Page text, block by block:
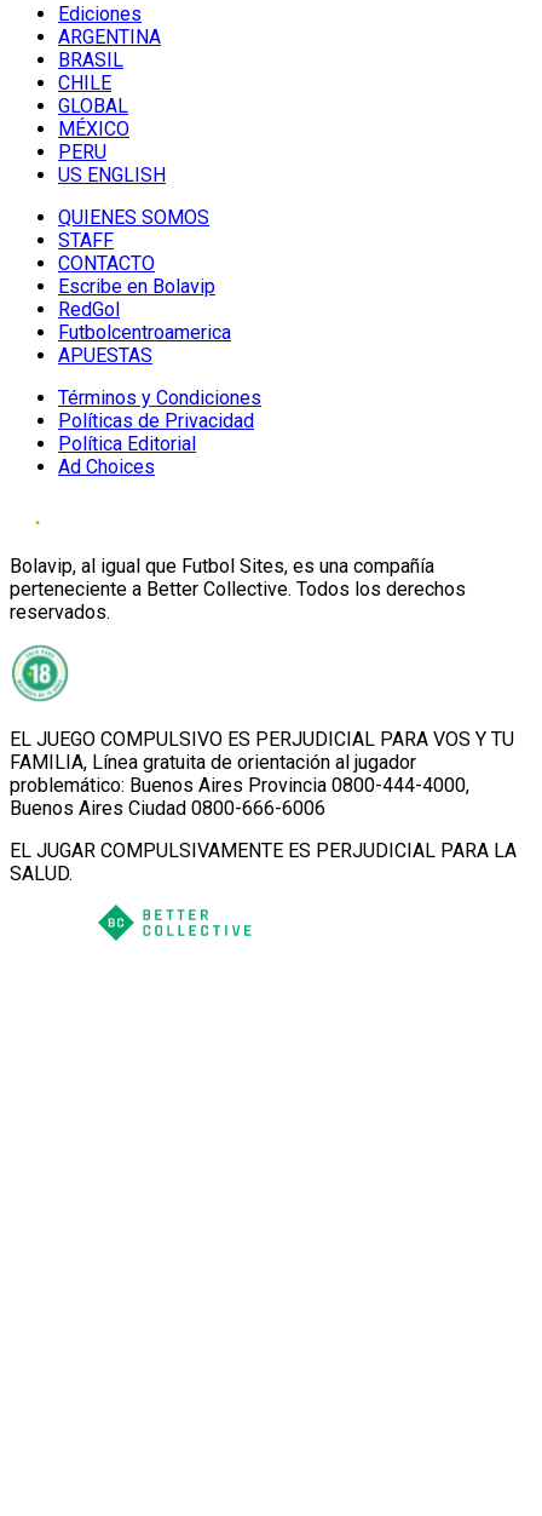
Ediciones
ARGENTINA
BRASIL
CHILE
GLOBAL
MÉXICO
PERU
US ENGLISH
QUIENES SOMOS
STAFF
CONTACTO
Escribe en Bolavip
RedGol
Futbolcentroamerica
APUESTAS
Términos y Condiciones
Políticas de Privacidad
Política Editorial
Ad Choices
Bolavip, al igual que Futbol Sites, es una compañía
perteneciente a Better Collective. Todos los derechos
reservados.
EL JUEGO COMPULSIVO ES PERJUDICIAL PARA VOS Y TU
FAMILIA, Línea gratuita de orientación al jugador
problemático: Buenos Aires Provincia 0800-444-4000,
Buenos Aires Ciudad 0800-666-6006
EL JUGAR COMPULSIVAMENTE ES PERJUDICIAL PARA LA
SALUD.